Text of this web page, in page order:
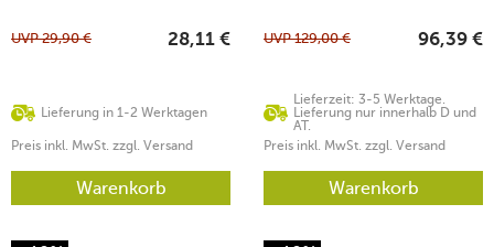
Lieferung in 1-2 Werktagen
UVP29,90 € 28,11 €
Preis inkl. MwSt. zzgl. Versand
Warenkorb
Lieferzeit: 3-5 Werktage.
Lieferung nur innerhalb D und
AT.
UVP129,00 € 96,39 €
Preis inkl. MwSt. zzgl. Versand
Warenkorb